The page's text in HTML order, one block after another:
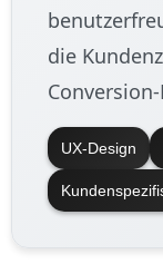
die
UX-Design